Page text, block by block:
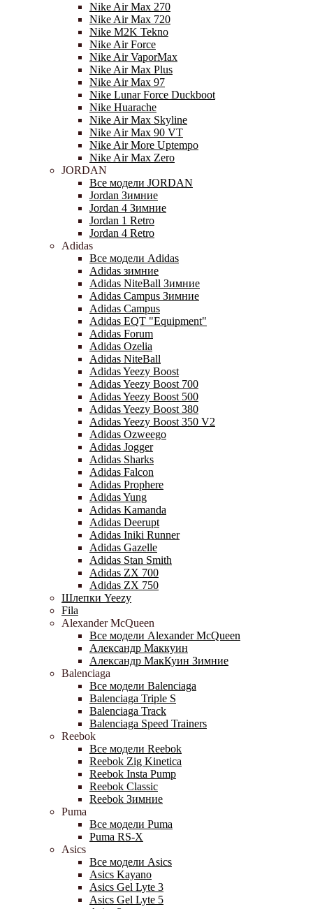
Nike Air Max 270
Nike Air Max 720
Nike M2K Tekno
Nike Air Force
Nike Air VaporMax
Nike Air Max Plus
Nike Air Max 97
Nike Lunar Force Duckboot
Nike Huarache
Nike Air Max Skyline
Nike Air Max 90 VT
Nike Air More Uptempo
Nike Air Max Zero
JORDAN
Все модели JORDAN
Jordan Зимние
Jordan 4 Зимние
Jordan 1 Retro
Jordan 4 Retro
Adidas
Все модели Adidas
Adidas зимние
Adidas NiteBall Зимние
Adidas Campus Зимние
Adidas Campus
Adidas EQT "Equipment"
Adidas Forum
Adidas Ozelia
Adidas NiteBall
Adidas Yeezy Boost
Adidas Yeezy Boost 700
Adidas Yeezy Boost 500
Adidas Yeezy Boost 380
Adidas Yeezy Boost 350 V2
Adidas Ozweego
Adidas Jogger
Adidas Sharks
Adidas Falcon
Adidas Prophere
Adidas Yung
Adidas Kamanda
Adidas Deerupt
Adidas Iniki Runner
Adidas Gazelle
Adidas Stan Smith
Adidas ZX 700
Adidas ZX 750
Шлепки Yeezy
Fila
Alexander McQueen
Все модели Alexander McQueen
Александр Маккуин
Александр МакКуин Зимние
Balenciaga
Все модели Balenciaga
Balenciaga Triple S
Balenciaga Track
Balenciaga Speed Trainers
Reebok
Все модели Reebok
Reebok Zig Kinetica
Reebok Insta Pump
Reebok Classic
Reebok Зимние
Puma
Все модели Puma
Puma RS-X
Asics
Все модели Asics
Asics Kayano
Asics Gel Lyte 3
Asics Gel Lyte 5